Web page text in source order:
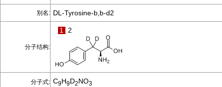
别名: DL-Tyrosine-b,b-d2
分子结构:
1 2
分子式: C9H9D2NO3